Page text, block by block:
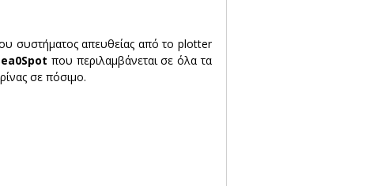
συστήματος απευθείας από το plotter
που περιλαμβάνεται σε όλα τα
σε πόσιμο.